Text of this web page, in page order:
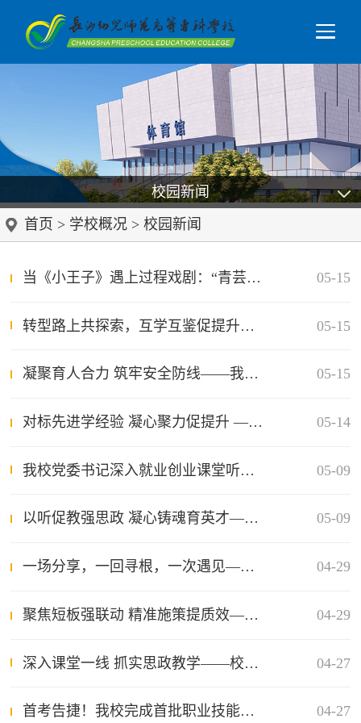
校园新闻
首页 > 学校概况 > 校园新闻
当《小王子》遇上过程戏剧：“青芸书会”开启沉浸式阅读新范式 05-15
转型路上共探索，互学互鉴促提升——长沙幼师高专赴湖北两所高校调研交流 05-15
凝聚育人合力 筑牢安全防线——我校召开2026年春季学期 第三次学生工作会议 05-15
对标先进学经验 凝心聚力促提升 ——我校党委书记肖思源带队赴湖南铁道职业技术学院考察学习党建工作 05-14
我校党委书记深入就业创业课堂听课调研 05-09
以听促教强思政 凝心铸魂育英才—书记、校长深入马克思主义学院课堂听课指导 05-09
一场分享，一回寻根，一次遇见——穿越时光隧道，致敬最美师魂 04-29
聚焦短板强联动 精准施策提质效——我校召开学生工作专题研讨会 04-29
深入课堂一线 抓实思政教学——校领导推门听课启动“提升行动” 04-27
首考告捷！我校完成首批职业技能等级认定 04-27